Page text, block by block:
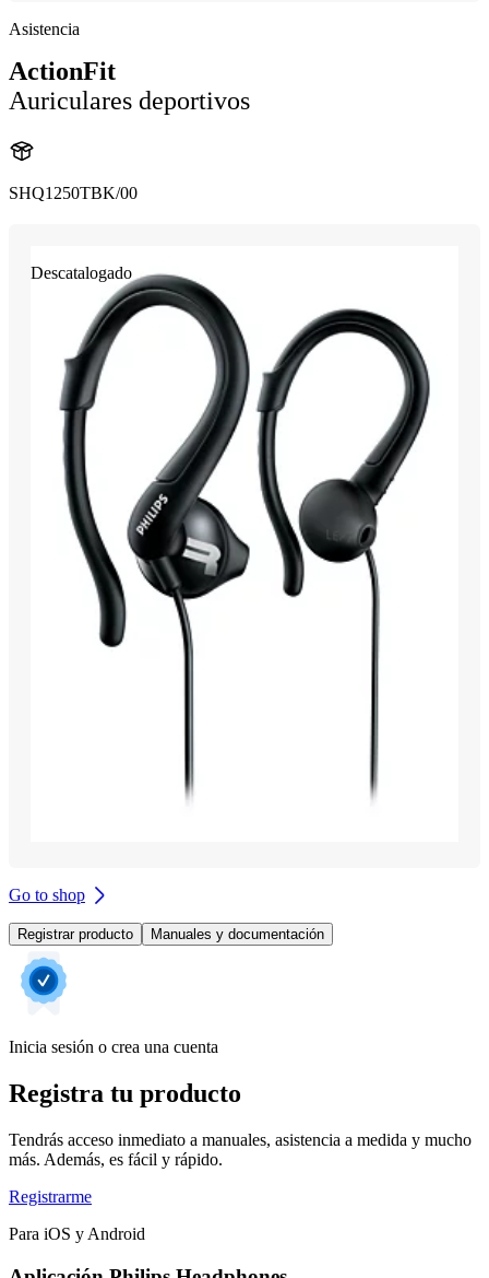
Asistencia
ActionFit
Auriculares deportivos
SHQ1250TBK/00
Descatalogado
Go to shop
Registrar producto Manuales y documentación
Inicia sesión o crea una cuenta
Registra tu producto
Tendrás acceso inmediato a manuales, asistencia a medida y mucho
más. Además, es fácil y rápido.
Registrarme
Para iOS y Android